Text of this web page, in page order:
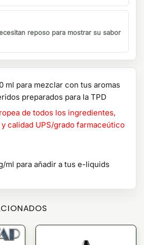
reposo para mostrar su sabor
ml para mezclar con tus aromas
preparados para la TPD
de todos los ingredientes,
y calidad UPS/grado farmaceútico
ml para añadir a tus e-liquids